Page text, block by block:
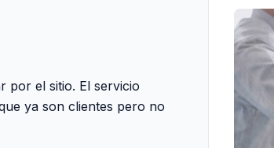
por el sitio. El servicio
ya son clientes pero no